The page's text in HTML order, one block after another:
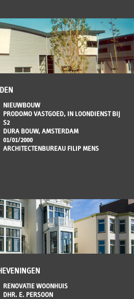
NIEUWBOUW
PRODOMO VASTGOED, IN LOONDIENST BIJ
S2
DURA BOUW, AMSTERDAM
01/01/2000
ARCHITECTENBUREAU FILIP MENS
RENOVATIE WOONHUIS
DHR. E. PERSOON